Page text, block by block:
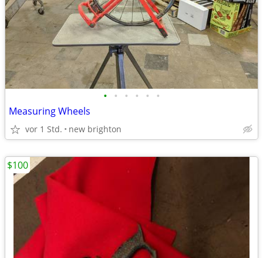
• • • • • •
Measuring Wheels
vor 1 Std. new brighton
$100